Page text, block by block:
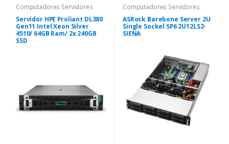
Computadores Servidores
Servidor HPE Proliant DL380
Gen11 Intel Xeon Silver
4510/ 64GB Ram/ 2x 240GB
SSD
Computadores Servidores
ASRock Barebone Server 2U
Single Sockel SP6 2U12LS2-
SIENA